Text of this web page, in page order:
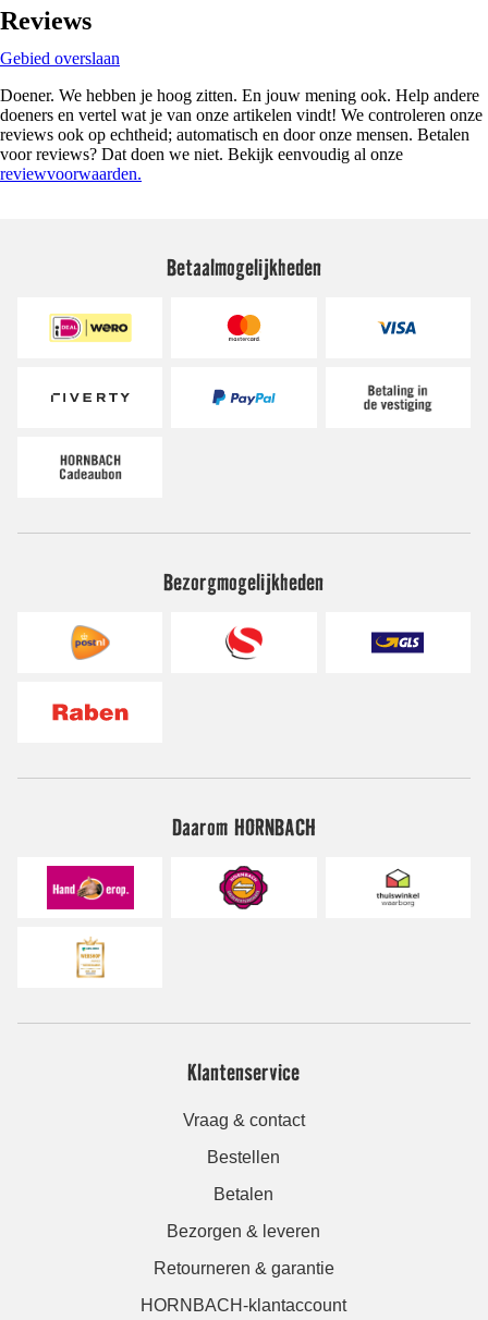
Reviews
Gebied overslaan
Doener. We hebben je hoog zitten. En jouw mening ook. Help andere
doeners en vertel wat je van onze artikelen vindt! We controleren onze
reviews ook op echtheid; automatisch en door onze mensen. Betalen
voor reviews? Dat doen we niet. Bekijk eenvoudig al onze
reviewvoorwaarden.
Betaalmogelijkheden
Bezorgmogelijkheden
Daarom HORNBACH
Klantenservice
Vraag & contact
Bestellen
Betalen
Bezorgen & leveren
Retourneren & garantie
HORNBACH-klantaccount